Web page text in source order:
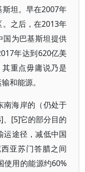
坦。早在2007年
之后，在2013年
国为巴基斯坦提供
年达到620亿美
重点毋庸说乃是
和能源。
南海岸的（仍处于
、[5]它的部分目的
运途径，减低中国
亚苏门答腊之间
用的能源约60%